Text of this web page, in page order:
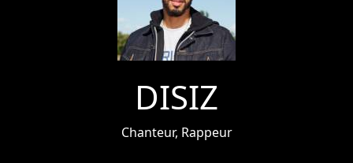
DISIZ
Chanteur, Rappeur